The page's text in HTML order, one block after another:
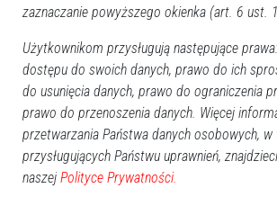
zaznaczanie powyższego okienka (art. 6 ust.
Użytkownikom przysługują następujące
dostępu do swoich danych, prawo do ich
do usunięcia danych, prawo do ograniczenia
prawo do przenoszenia danych. Więcej
przetwarzania Państwa danych osobowych, w
przysługujących Państwu uprawnień,
naszej Polityce Prywatności.